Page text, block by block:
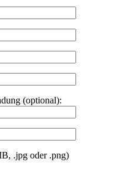
(optional):
.jpg oder .png)